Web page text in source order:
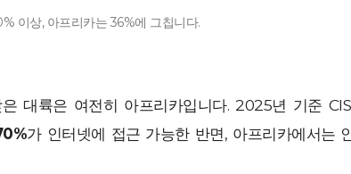
이상, 아프리카는 36%에 그칩니다.
대륙은 여전히 아프리카입니다. 2025년 기준
가 인터넷에 접근 가능한 반면, 아프리카에서는